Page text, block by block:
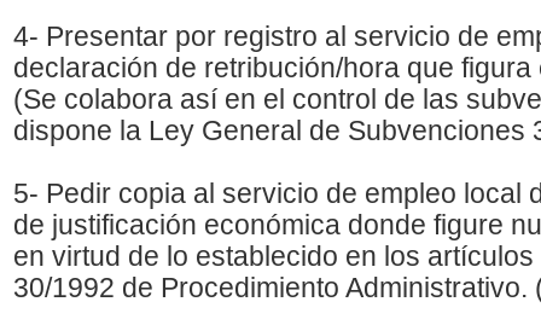
4- Presentar por registro al servicio de
declaración de retribución/hora que
(Se colabora así en el control de las
dispone la Ley General de Subvenciones
5- Pedir copia al servicio de empleo local
de justificación económica donde figure
en virtud de lo establecido en los
30/1992 de Procedimiento Administrativo.